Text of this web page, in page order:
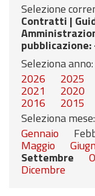
Selezione
Contratti |
pubblicazione
Seleziona anno:
2026
2025
2021 2020
2016 2015
Seleziona mese:
Gennaio
Maggio
Settembre
Dicembre